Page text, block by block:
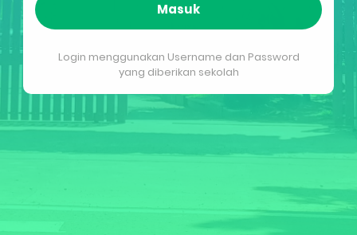
Masuk
Login menggunakan Username dan Password
yang diberikan sekolah